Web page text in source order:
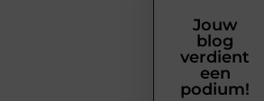
Jouw
blog
verdient
een
podium!